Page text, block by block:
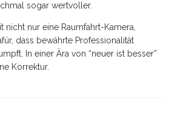
sogar wertvoller.
nicht nur eine Raumfahrt-Kamera,
dass bewährte Professionalität
In einer Ära von “neuer ist besser”
Korrektur.